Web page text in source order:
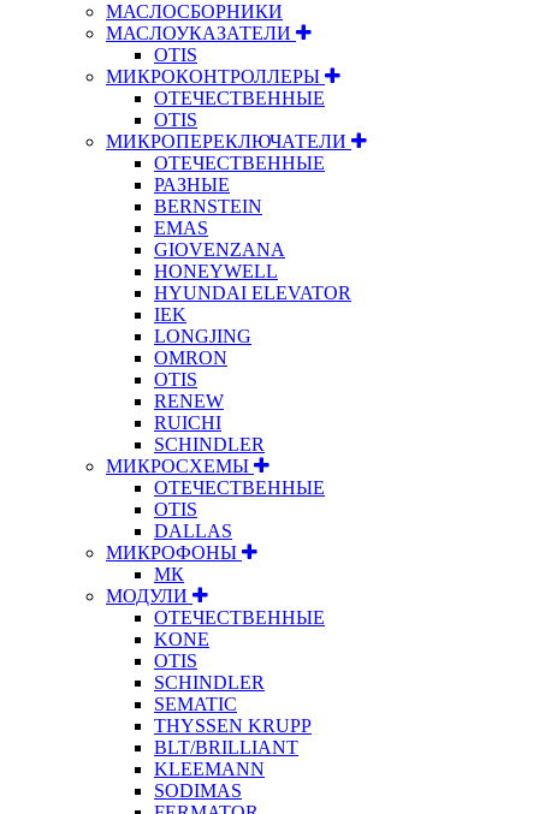
МАСЛОСБОРНИКИ
МАСЛОУКАЗАТЕЛИ
OTIS
МИКРОКОНТРОЛЛЕРЫ
ОТЕЧЕСТВЕННЫЕ
OTIS
МИКРОПЕРЕКЛЮЧАТЕЛИ
ОТЕЧЕСТВЕННЫЕ
РАЗНЫЕ
BERNSTEIN
EMAS
GIOVENZANA
HONEYWELL
HYUNDAI ELEVATOR
IEK
LONGJING
OMRON
OTIS
RENEW
RUICHI
SCHINDLER
МИКРОСХЕМЫ
ОТЕЧЕСТВЕННЫЕ
OTIS
DALLAS
МИКРОФОНЫ
МК
МОДУЛИ
ОТЕЧЕСТВЕННЫЕ
KONE
OTIS
SCHINDLER
SEMATIC
THYSSEN KRUPP
BLT/BRILLIANT
KLEEMANN
SODIMAS